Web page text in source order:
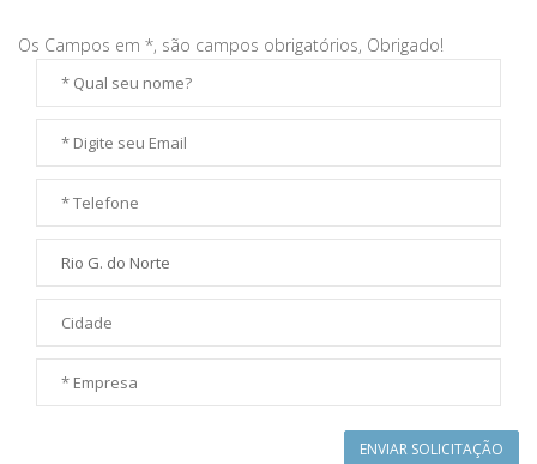
Os Campos em *, são campos obrigatórios, Obrigado!
ENVIAR SOLICITAÇÃO